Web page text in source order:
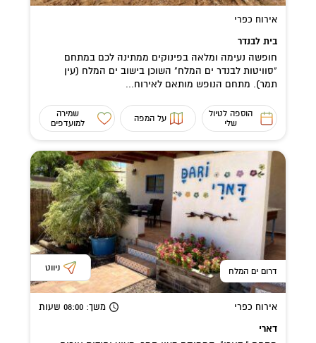
אירוח כפרי
בית לבנדר
חופשה נעימה ומלאה בפינוקים ממתינה לכם במתחם
"סוויטות לבנדר ים המלח" השוכן בישוב ים המלח (עין
תמר). מתחם הנופש מותאם לאירוח...
הוספה לטיול
שלי
על המפה
שמירה
למועדפים
דרום ים המלח ניווט
אירוח כפרי משך: 08:00 שעות
דארי